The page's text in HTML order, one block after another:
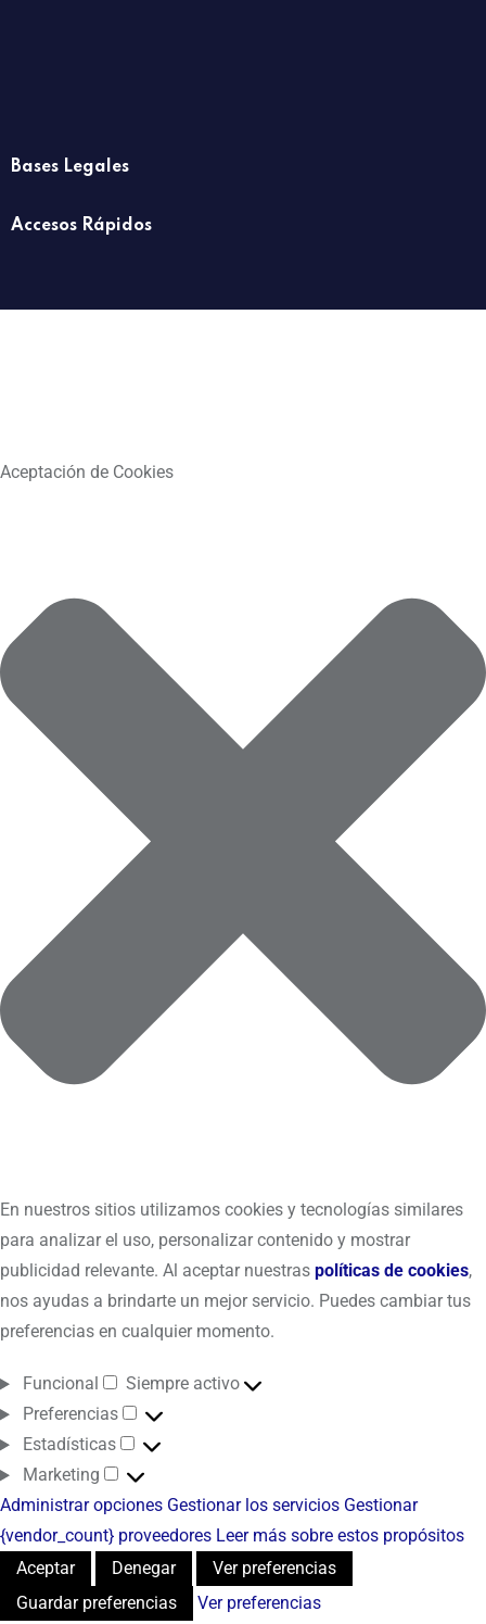
Bases Legales
Accesos Rápidos
Aceptación de Cookies
En nuestros sitios utilizamos cookies y tecnologías similares
para analizar el uso, personalizar contenido y mostrar
publicidad relevante. Al aceptar nuestras políticas de cookies,
nos ayudas a brindarte un mejor servicio. Puedes cambiar tus
preferencias en cualquier momento.
Funcional
Siempre activo
Preferencias
Estadísticas
Marketing
Administrar opciones Gestionar los servicios Gestionar
{vendor_count} proveedores Leer más sobre estos propósitos
Aceptar
Denegar
Ver preferencias
Guardar preferencias
Ver preferencias